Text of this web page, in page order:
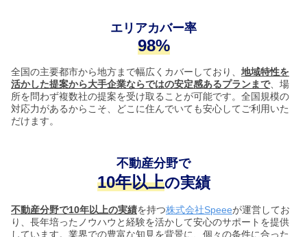
エリアカバー率
98%
全国の主要都市から地方まで幅広くカバーしており、 地域特性を
活かした提案から大手企業ならではの安定感あるプランまで、場
所を問わず複数社の提案を受け取ることが可能です。全国規模の
対応力があるからこそ、どこに住んでいても安心してご利用いた
だけます。
不動産分野で
10年以上の実績
不動産分野で10年以上の実績を持つ株式会社Speeeが運営してお
り、長年培ったノウハウと経験を活かして安心のサポートを提供
しています。業界での豊富な知見を背景に、個々の条件に合った